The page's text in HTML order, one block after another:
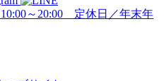
～20:00 定休日／年末年